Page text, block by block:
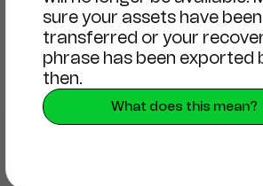
sure your assets have been
transferred or your
phrase has been exported
then.
What does this mean?